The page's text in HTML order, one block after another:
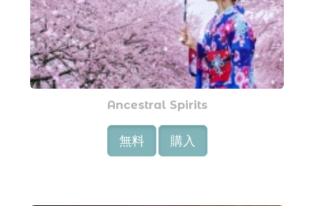
Ancestral Spirits
無料 購入